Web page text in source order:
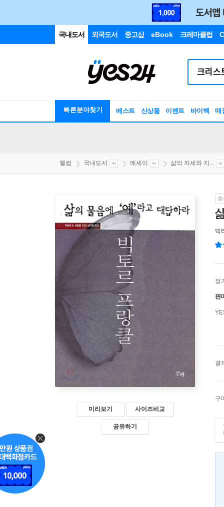
국내도서 외국도서 중고샵 eBook 크레마클럽
빠른분야찾기 베스트 신상품 이벤트 바이백 매
웰컴 국내도서 에세이 삶의 자세와 지...
미리보기 사이즈비교
공유하기
빅
정
판
결
구